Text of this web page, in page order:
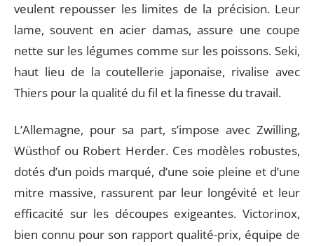
veulent repousser les limites de la précision. Leur
lame, souvent en acier damas, assure une coupe
nette sur les légumes comme sur les poissons. Seki,
haut lieu de la coutellerie japonaise, rivalise avec
Thiers pour la qualité du fil et la finesse du travail.
L’Allemagne, pour sa part, s’impose avec Zwilling,
Wüsthof ou Robert Herder. Ces modèles robustes,
dotés d’un poids marqué, d’une soie pleine et d’une
mitre massive, rassurent par leur longévité et leur
efficacité sur les découpes exigeantes. Victorinox,
bien connu pour son rapport qualité-prix, équipe de